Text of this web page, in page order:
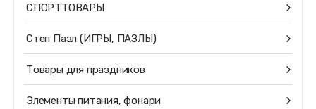
СПОРТТОВАРЫ
Степ Пазл (ИГРЫ, ПАЗЛЫ)
Товары для праздников
Элементы питания, фонари